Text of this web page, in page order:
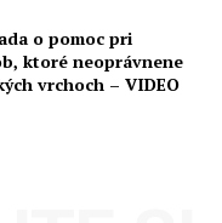
o pomoc pri
ktoré neoprávnene
vrchoch – VIDEO